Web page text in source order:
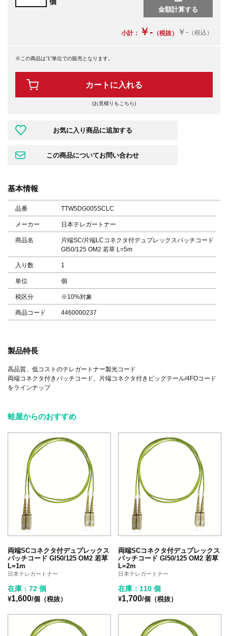
小計： ￥- （税抜） ￥- （税込）
※この商品は”1”単位での販売となります。
カートに入れる
(お見積りもこちら)
基本情報
品番 TTW5DG005SCLC
メーカー 日本テレガートナー
商品名
片端SC/片端LCコネクタ付デュプレックスパッチコード
GI50/125 OM2 若草 L=5m
入り数 1
単位 個
税区分 ※10%対象
商品コード 4460000237
製品特長
高品質、低コストのテレガートナー製光コード
両端コネクタ付きパッチコード、片端コネクタ付きピッグテール/4FOコード
をラインナップ
蛙屋からのおすすめ
両端SCコネクタ付デュプレックス
パッチコード GI50/125 OM2 若草
L=1m
日本テレガートナー
在庫：72 個
¥1,600/個（税抜）
両端SCコネクタ付デュプレックス
パッチコード GI50/125 OM2 若草
L=2m
日本テレガートナー
在庫：110 個
¥1,700/個（税抜）